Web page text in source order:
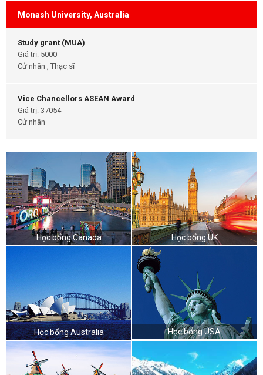
Monash University, Australia
Study grant (MUA)
Giá trị: 5000
Cử nhân , Thạc sĩ
Vice Chancellors ASEAN Award
Giá trị: 37054
Cử nhân
Học bổng Canada Học bổng UK
Học bổng Australia Học bổng USA